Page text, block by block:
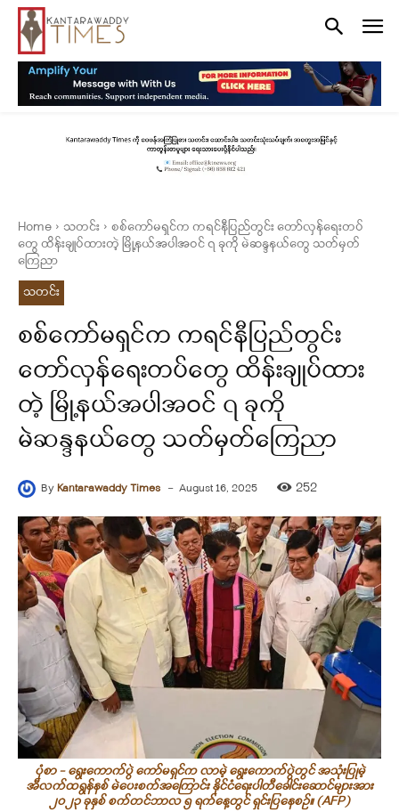
Home သတင်း
စစ်ကော်မရှင်က ကရင်နီပြည်တွင်း တော်လှန်ရေးတပ်
တွေ ထိန်းချုပ်ထားတဲ့ မြို့နယ်အပါအဝင် ၇ ခုကို မဲဆန္ဒနယ်တွေ သတ်မှတ်
ကြေညာ
သတင်း
စစ်ကော်မရှင်က ကရင်နီပြည်တွင်း
တော်လှန်ရေးတပ်တွေ ထိန်းချုပ်ထား
တဲ့ မြို့နယ်အပါအဝင် ၇ ခုကို
မဲဆန္ဒနယ်တွေ သတ်မှတ်ကြေညာ
ByKantarawaddy Times - August 16, 2025 252
ပုံစာ - ရွေးကောက်ပွဲ ကော်မရှင်က လာမဲ့ ရွေးကောက်ပွဲတွင် အသုံးပြုမဲ့
အီလက်ထရွန်နစ် မဲပေးစက်အကြောင်း နိုင်ငံရေးပါတီခေါင်းဆောင်များအား
၂၀၂၃ ခုနှစ် စက်တင်ဘာလ ၅ ရက်နေ့တွင် ရှင်းပြနေစဉ်။ (AFP)